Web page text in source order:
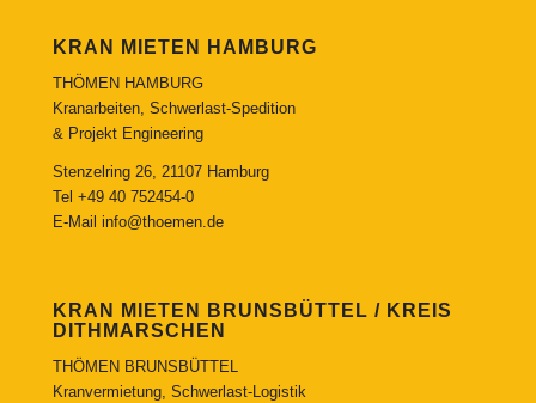
KRAN MIETEN HAMBURG
THÖMEN HAMBURG
Kranarbeiten, Schwerlast-Spedition
& Projekt Engineering
Stenzelring 26, 21107 Hamburg
Tel +49 40 752454-0
E-Mail info@thoemen.de
KRAN MIETEN BRUNSBÜTTEL / KREIS
DITHMARSCHEN
THÖMEN BRUNSBÜTTEL
Kranvermietung, Schwerlast-Logistik